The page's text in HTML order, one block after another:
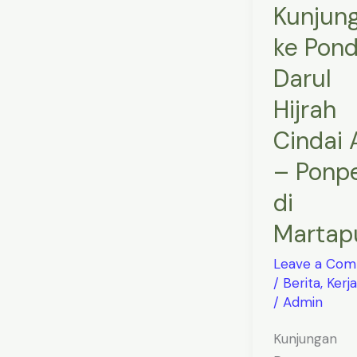
ke
Darul
Hijrah
Cindai
–
di
Leave a
/ Berita,
/ Admin
Kunjungan
Cindai
Alus
–
Ponpes
di
Martapura